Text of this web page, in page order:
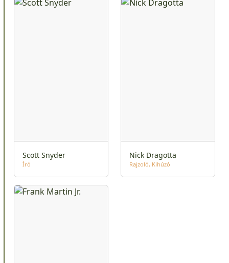
Scott Snyder
Író
Nick Dragotta
Rajzoló Kihúzó